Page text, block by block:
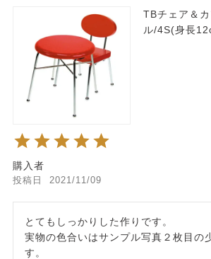
TBチェア＆
ル/4S(身長
購入者
投稿日 2021/11/09
とてもしっかりした作りです。
実物の色合いはサンプル写真２枚目の
す。